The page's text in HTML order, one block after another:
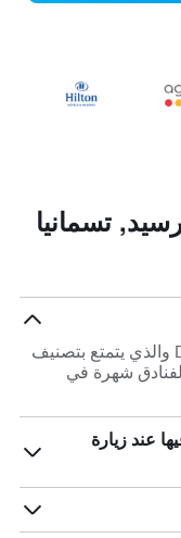
تسمانيا
يعد فندق Dovecote - Launceston Luxury والذي يتمتع بتصنيف
الفنادق شهرة في
عند زيارة